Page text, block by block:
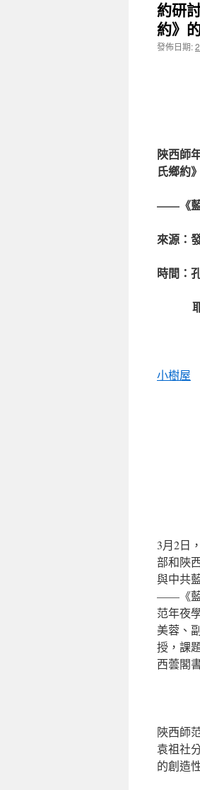
約研
約》
發佈日期:
陜西師
氏鄉約
——《
來源：
時間：
耶穌
小樹屋
3月2日
部和陜
與中共
——《藍
范年夜
美蓉、
授，課
西蕓閣
陜西師
袁祖社
的創造